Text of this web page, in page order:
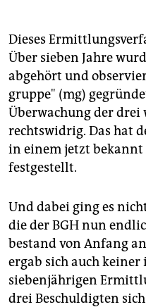
wahrheit
verlag
verlag
veranstaltungen
shop
unterstützen
abo
genossenschaft
epaper login
Dieses
Über sieben Jahre
abgehört und
gruppe" (mg)
Überwachung der drei
rechtswidrig. Das hat
in einem jetzt bekannt
festgestellt.
Und dabei ging es
die der BGH nun
bestand von Anfang
ergab sich auch keiner
siebenjährigen
drei Beschuldigten